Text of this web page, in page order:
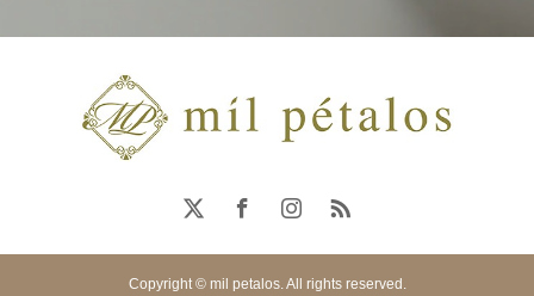
Copyright © mil petalos. All rights reserved.